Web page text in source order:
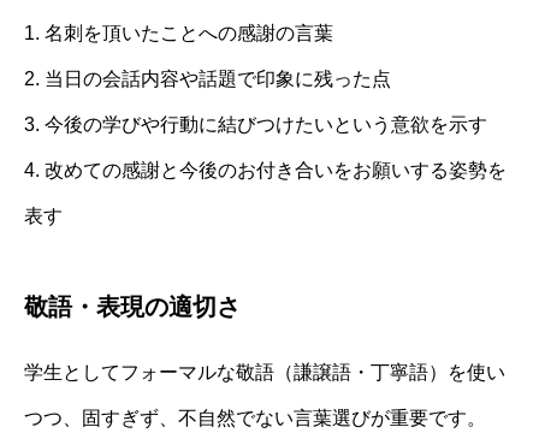
1. 名刺を頂いたことへの感謝の言葉
2. 当日の会話内容や話題で印象に残った点
3. 今後の学びや行動に結びつけたいという意欲を示す
4. 改めての感謝と今後のお付き合いをお願いする姿勢を
表す
敬語・表現の適切さ
学生としてフォーマルな敬語（謙譲語・丁寧語）を使い
つつ、固すぎず、不自然でない言葉選びが重要です。